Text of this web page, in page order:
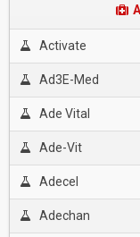
Activate
Ad3E-Med
Ade Vital
Ade-Vit
Adecel
Adechan